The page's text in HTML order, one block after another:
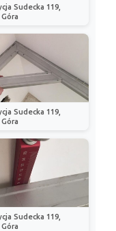
Sudecka 119,
Sudecka 119,
Sudecka 119,